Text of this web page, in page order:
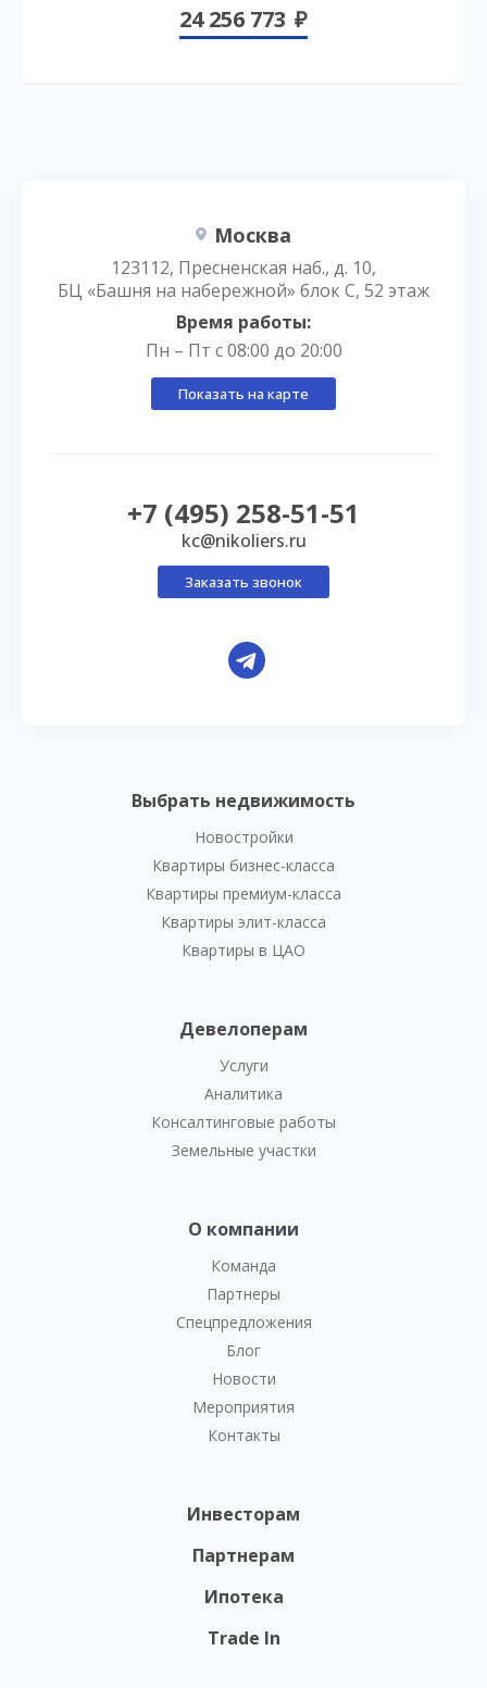
24 256 773
Выбрать недвижимость
Новостройки
Квартиры бизнес-класса
Квартиры премиум-класса
Квартиры элит-класса
Квартиры в ЦАО
Девелоперам
Услуги
Аналитика
Консалтинговые работы
Земельные участки
О компании
Команда
Партнеры
Спецпредложения
Блог
Новости
Мероприятия
Контакты
Инвесторам
Партнерам
Ипотека
Trade In
Москва
123112, Пресненская наб., д. 10,
БЦ «Башня на набережной» блок С, 52 этаж
Время работы:
Пн – Пт с 08:00 до 20:00
Показать на карте
+7 (495) 258-51-51
kc@nikoliers.ru
Заказать звонок